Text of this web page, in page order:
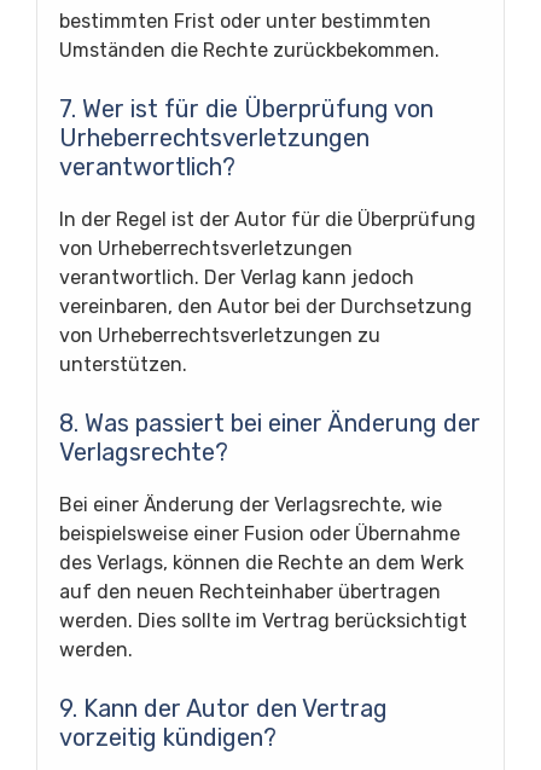
bestimmten Frist oder unter bestimmten
Umständen die Rechte zurückbekommen.
7. Wer ist für die Überprüfung von
Urheberrechtsverletzungen
verantwortlich?
In der Regel ist der Autor für die Überprüfung
von Urheberrechtsverletzungen
verantwortlich. Der Verlag kann jedoch
vereinbaren, den Autor bei der Durchsetzung
von Urheberrechtsverletzungen zu
unterstützen.
8. Was passiert bei einer Änderung der
Verlagsrechte?
Bei einer Änderung der Verlagsrechte, wie
beispielsweise einer Fusion oder Übernahme
des Verlags, können die Rechte an dem Werk
auf den neuen Rechteinhaber übertragen
werden. Dies sollte im Vertrag berücksichtigt
werden.
9. Kann der Autor den Vertrag
vorzeitig kündigen?